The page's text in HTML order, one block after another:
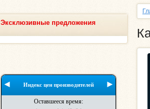
Эксклюзивные предложения